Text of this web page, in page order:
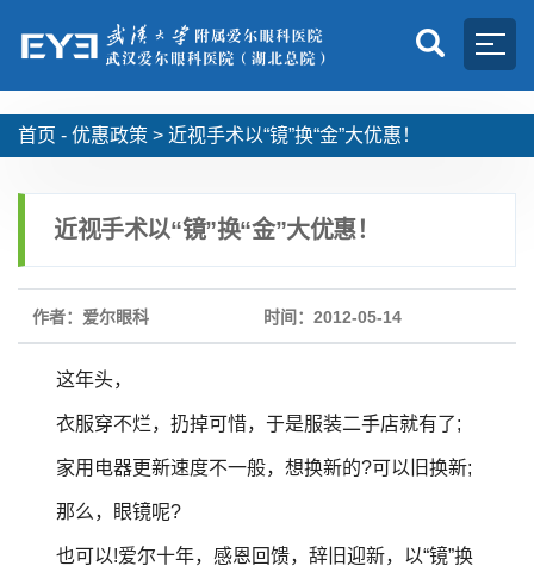
首页 - 优惠政策 > 近视手术以“镜”换“金”大优惠！
近视手术以“镜”换“金”大优惠！
作者：爱尔眼科 时间：2012-05-14
这年头，
衣服穿不烂，扔掉可惜，于是服装二手店就有了;
家用电器更新速度不一般，想换新的?可以旧换新;
那么，眼镜呢?
也可以!爱尔十年，感恩回馈，辞旧迎新，以“镜”换